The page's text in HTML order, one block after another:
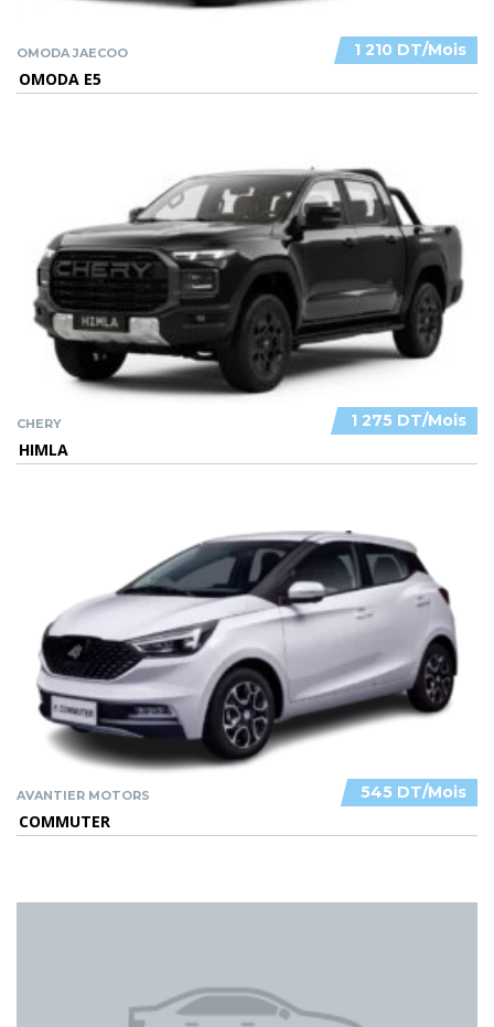
1 210 DT/Mois
OMODA JAECOO
OMODA E5
1 275 DT/Mois
CHERY
HIMLA
545 DT/Mois
AVANTIER MOTORS
COMMUTER